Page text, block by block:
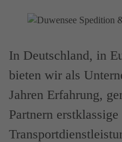
In Deutschland, in
bieten wir als
Jahren Erfahrung,
Partnern erstklassige